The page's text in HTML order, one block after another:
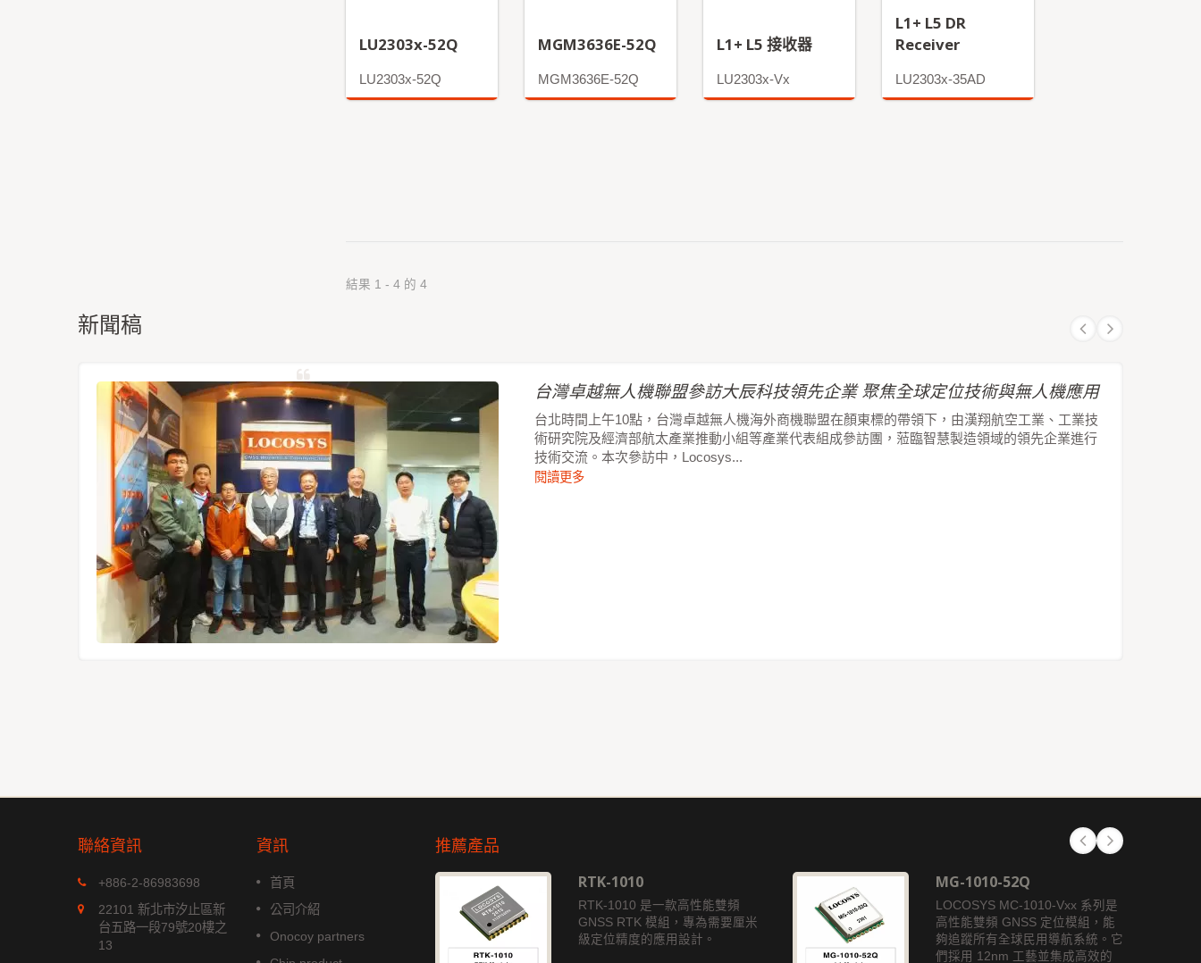
LU2303x-52Q
LU2303x-52Q
MGM3636E-52Q
MGM3636E-52Q
L1+ L5 接收器
LU2303x-Vx
L1+ L5 DR
Receiver
LU2303x-35AD
結果 1 - 4 的 4
新聞稿
台灣卓越無人機聯盟參訪大辰科技領先企業 聚焦全球定位技術與無人機應用
台北時間上午10點，台灣卓越無人機海外商機聯盟在顏東標的帶領下，由漢翔航空工業、工業技
術研究院及經濟部航太產業推動小組等產業代表組成參訪團，蒞臨智慧製造領域的領先企業進行
技術交流。本次參訪中，Locosys...
閱讀更多
聯絡資訊
+886-2-86983698
22101 新北市汐止區新
台五路一段79號20樓之
13
資訊
首頁
公司介紹
Onocoy partners
推薦產品
MGS-1513-52Q
MGS-1513-52Q 是一款完整的獨
立多頻 GNSS 智能天線模組，包
含嵌入式貼片天線和基於 Airoha
AG3352Q 平台的 GNSS 接收電
RTK-1010
RTK-1010 是一款高性能雙頻
GNSS RTK 模組，專為需要厘米
級定位精度的應用設計。
MG-1010-52Q
LOCOSYS MC-1010-Vxx 系列是
高性能雙頻 GNSS 定位模組，能
夠追蹤所有全球民用導航系統。它
們採用 12nm 工藝並集成高效的